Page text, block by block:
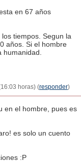
en 67 años
tiempos. Segun la
años. Si el hombre
horas) (responder)
en el hombre, pues es
es solo un cuento
:P